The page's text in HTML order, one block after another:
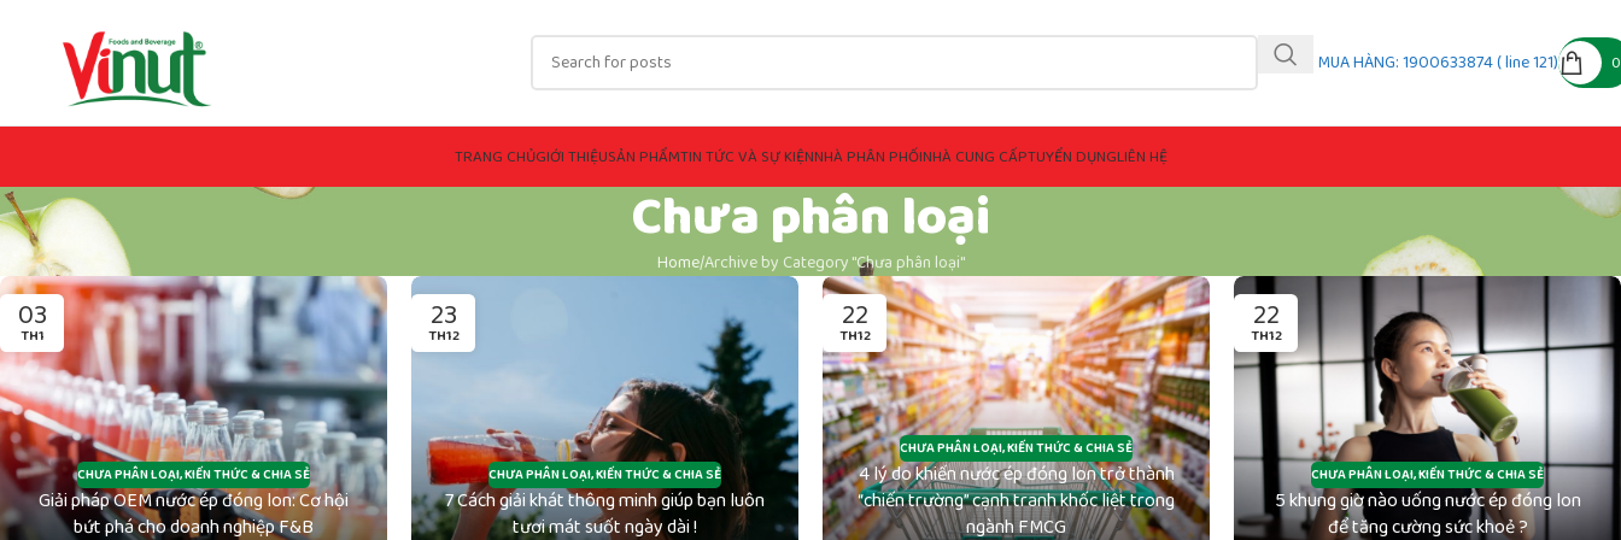
MUA HÀNG: 1900633874 ( line 121)
TRANG CHỦGIỚI THIỆUSẢN PHẨMTIN TỨC VÀ SỰ KIỆNNHÀ PHÂN PHỐINHÀ CUNG CẤPTUYỂN DỤNGLIÊN HỆ
Chưa phân loại
HomeArchive by Category "Chưa phân loại"
03
TH1
CHƯA PHÂN LOẠI,KIẾN THỨC & CHIA SẺ
Giải pháp OEM nước ép đóng lon: Cơ hội
bứt phá cho doanh nghiệp F&B
23
TH12
CHƯA PHÂN LOẠI,KIẾN THỨC & CHIA SẺ
7 Cách giải khát thông minh giúp bạn luôn
tươi mát suốt ngày dài !
22
TH12
CHƯA PHÂN LOẠI,KIẾN THỨC & CHIA SẺ
4 lý do khiến nước ép đóng lon trở thành
“chiến trường” cạnh tranh khốc liệt trong
ngành FMCG
22
TH12
CHƯA PHÂN LOẠI,KIẾN THỨC & CHIA SẺ
5 khung giờ nào uống nước ép đóng lon
để tăng cường sức khoẻ ?